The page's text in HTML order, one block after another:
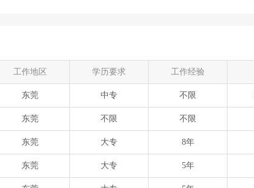
工作地区 学历要求 工作经验
东莞 中专 不限
东莞 不限 不限
东莞 大专 8年
东莞 大专 5年